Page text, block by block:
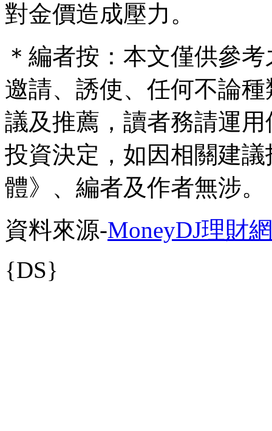
對金價造成壓力。
＊編者按：本文僅供參
邀請、誘使、任何不論
議及推薦，讀者務請運
投資決定，如因相關建
體》、編者及作者無涉。
資料來源-MoneyDJ理財網
{DS}